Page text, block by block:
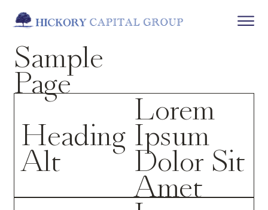
Sample
Page
Heading
Alt
Lorem
Ipsum
Dolor Sit
Amet